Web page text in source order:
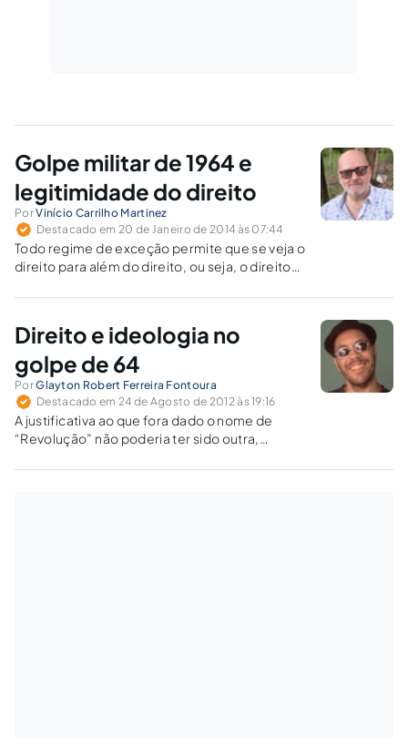
Golpe militar de 1964 e
legitimidade do direito
PorVinício Carrilho Martinez
Destacado em 20 de Janeiro de 2014 às 07:44
Todo regime de exceção permite que se veja o
direito para além do direito, ou seja, o direito
do positivismo e do pragmatismo jurídico se
direito.
Direito e ideologia no
golpe de 64
PorGlayton Robert Ferreira Fontoura
Destacado em 24 de Agosto de 2012 às 19:16
A justificativa ao que fora dado o nome de
“Revolução” não poderia ter sido outra,
vontade da nação” demonstrado firmemente